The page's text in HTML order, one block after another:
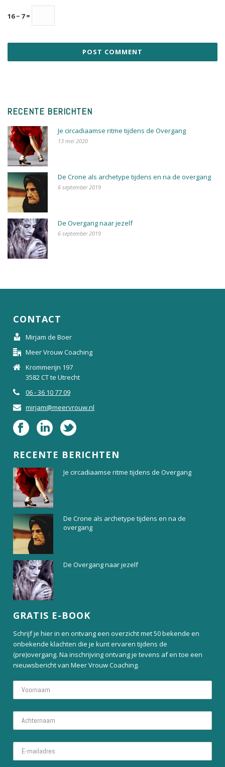
16 − 7 =
RECENTE BERICHTEN
Je circadiaamse ritme tijdens de Overgang
13 mei 2020
De Crone als archetype tijdens en na de overgang
6 september 2019
De Overgang naar jezelf
6 september 2019
CONTACT
Mirjam de Boer
Meer Vrouw Coaching
Krommerijn 197
3582 CT te Utrecht
06 - 36 10 77 09
mirjam@meervrouw.nl
RECENTE BERICHTEN
Je circadiaamse ritme tijdens de Overgang
De Crone als archetype tijdens en na de
overgang
De Overgang naar jezelf
GRATIS E-BOOK
Schrijf je hier in en ontvang een overzicht met 50 bekende en
onbekende klachten die je kunt ervaren tijdens de
(pre)overgang. Na inschrijving ontvang je tevens af en toe een
nieuwsbericht van Meer Vrouw Coaching.